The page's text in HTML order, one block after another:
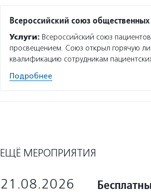
Всероссийский союз
Услуги: Всероссийский союз
просвещением. Союз открыл горячую
квалификацию сотрудникам
Подробнее
ЕЩЁ МЕРОПРИЯТИЯ
21.08.2026